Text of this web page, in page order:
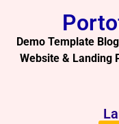
Demo Template
Website & Landing